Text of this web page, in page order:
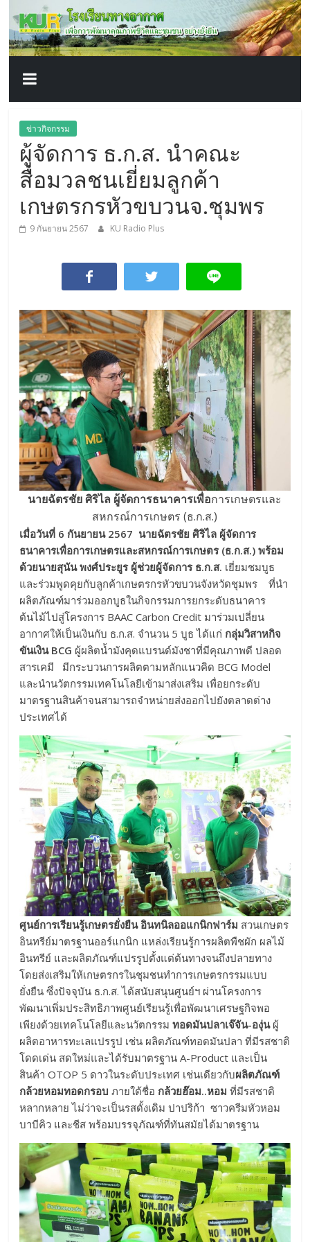
content
โรงเรียน
ทาง
อากาศ​
เพื่อ
พัฒนา
คุณภาพ
ชีวิต
ข่าวกิจกรรม
ผู้จัดการ ธ.ก.ส. นำคณะ
สื่อมวลชนเยี่ยมลูกค้า
เกษตรกรหัวขบวนจ.ชุมพร
9 กันยายน 2567 KU Radio Plus
นายฉัตรชัย ศิริไล ผู้จัดการธนาคารเพื่อการเกษตรและ
สหกรณ์การเกษตร (ธ.ก.ส.)
เมื่อวันที่ 6 กันยายน 2567 นายฉัตรชัย ศิริไล ผู้จัดการ
ธนาคารเพื่อการเกษตรและสหกรณ์การเกษตร (ธ.ก.ส.) พร้อม
ด้วยนายสุนัน พงศ์ประยูร ผู้ช่วยผู้จัดการ ธ.ก.ส. เยี่ยมชมบูธ
และร่วมพูดคุยกับลูกค้าเกษตรกรหัวขบวนจังหวัดชุมพร ที่นำ
ผลิตภัณฑ์มาร่วมออกบูธในกิจกรรมการยกระดับธนาคาร
ต้นไม้ไปสู่โครงการ BAAC Carbon Credit มาร่วมเปลี่ยน
อากาศให้เป็นเงินกับ ธ.ก.ส. จำนวน 5 บูธ ได้แก่ กลุ่มวิสาหกิจ
ขันเงินBCG ผู้ผลิตน้ำมังคุดแบรนด์มังชาที่มีคุณภาพดี ปลอด
สารเคมี มีกระบวนการผลิตตามหลักแนวคิด BCG Model
และนำนวัตกรรมเทคโนโลยีเข้ามาส่งเสริม เพื่อยกระดับ
มาตรฐานสินค้าจนสามารถจำหน่ายส่งออกไปยังตลาดต่าง
ประเทศได้
ศูนย์การเรียนรู้เกษตรยั่งยืน อินทนิลออแกนิกฟาร์ม สวนเกษตร
อินทรีย์มาตรฐานออร์แกนิก แหล่งเรียนรู้การผลิตพืชผัก ผลไม้
อินทรีย์ และผลิตภัณฑ์แปรรูปตั้งแต่ต้นทางจนถึงปลายทาง
โดยส่งเสริมให้เกษตรกรในชุมชนทำการเกษตรกรรมแบบ
ยั่งยืน ซึ่งปัจจุบัน ธ.ก.ส. ได้สนับสนุนศูนย์ฯ ผ่านโครงการ
พัฒนาเพิ่มประสิทธิภาพศูนย์เรียนรู้เพื่อพัฒนาเศรษฐกิจพอ
เพียงด้วยเทคโนโลยีและนวัตกรรมทอดมันปลาเจ๊จัน-องุ่นผู้
ผลิตอาหารทะเลแปรรูป เช่น ผลิตภัณฑ์ทอดมันปลา ที่มีรสชาติ
โดดเด่น สดใหม่และได้รับมาตรฐาน A-Product และเป็น
สินค้า OTOP 5 ดาวในระดับประเทศ เช่นเดียวกับผลิตภัณฑ์
กล้วยหอมทอดกรอบ ภายใต้ชื่อ กล้วยฮ๊อม..หอม ที่มีรสชาติ
หลากหลาย ไม่ว่าจะเป็นรสดั้งเดิม ปาปริก้า ซาวครีมหัวหอม
บาบีคิว และชีส พร้อมบรรจุภัณฑ์ที่ทันสมัยได้มาตรฐาน